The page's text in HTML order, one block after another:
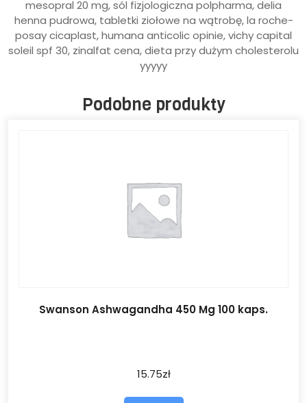
mesopral 20 mg, sól fizjologiczna polpharma, delia
henna pudrowa, tabletki ziołowe na wątrobę, la roche-
posay cicaplast, humana anticolic opinie, vichy capital
soleil spf 30, zinalfat cena, dieta przy dużym cholesterolu
yyyyy
Podobne produkty
Swanson Ashwagandha 450 Mg 100 kaps.
15.75zł